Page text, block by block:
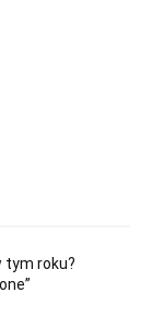
tym roku?